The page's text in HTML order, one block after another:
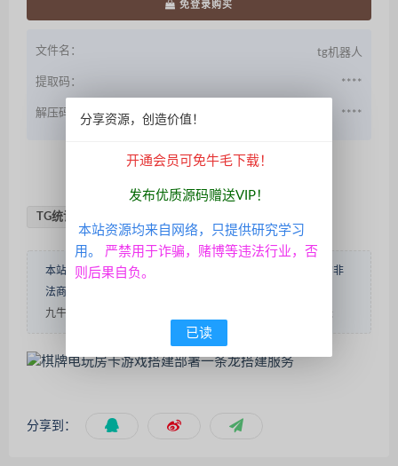
免登录购买
文件名： tg机器人
提取码： ****
解压码： ****
QQ咨询
TG统计机器人
本站源码仅做学术研究，自娱自乐使用，不得用于赌博性质的非
法商业用途！转载请说明出处！
九牛源码
新版TG统计机器人/Telegram记账机器人/自动记账
分享到：
分享资源，创造价值！
开通会员可免牛毛下载！
发布优质源码赠送VIP！
本站资源均来自网络，只提供研究学习
用。
严禁用于诈骗，赌博等违法行业，否
则后果自负。
已读